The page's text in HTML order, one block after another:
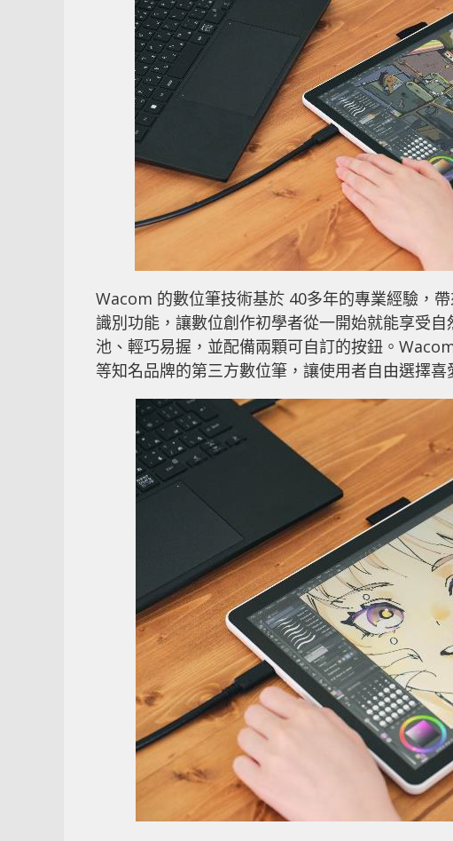
Wacom 的數位筆技術基於 40多年的專業經驗，
識別功能，讓數位創作初學者從一開始就能享受
池、輕巧易握，並配備兩顆可自訂的按鈕。
等知名品牌的第三方數位筆，讓使用者自由選擇喜